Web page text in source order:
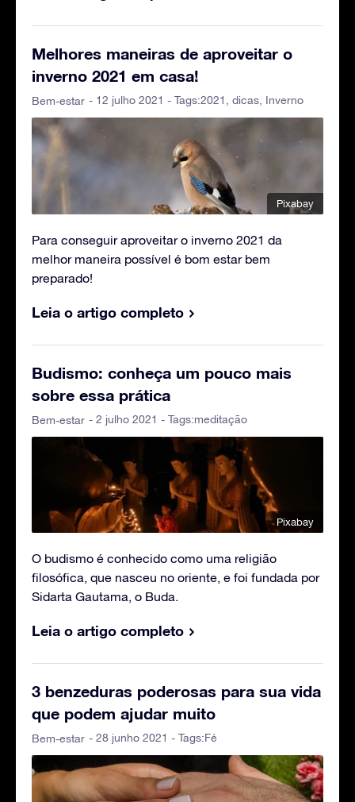
Melhores maneiras de aproveitar o
inverno 2021 em casa!
Bem-estar - 12 julho 2021 - Tags:2021 , dicas, Inverno
Pixabay
Para conseguir aproveitar o inverno 2021 da
melhor maneira possível é bom estar bem
preparado!
Leia o artigo completo
Budismo: conheça um pouco mais
sobre essa prática
Bem-estar - 2 julho 2021 - Tags:meditação
Pixabay
O budismo é conhecido como uma religião
filosófica, que nasceu no oriente, e foi fundada por
Sidarta Gautama, o Buda.
Leia o artigo completo
3 benzeduras poderosas para sua vida
que podem ajudar muito
Bem-estar - 28 junho 2021 - Tags:Fé